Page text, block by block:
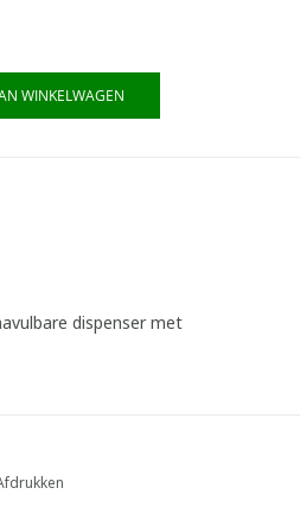
WINKELWAGEN
dispenser met